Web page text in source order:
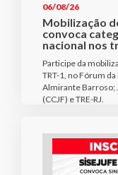
06/08/26
Mobilização
convoca
nacional nos
Participe da
TRT-1, no Fórum
Almirante Barroso;
(CCJF) e TRE-RJ.